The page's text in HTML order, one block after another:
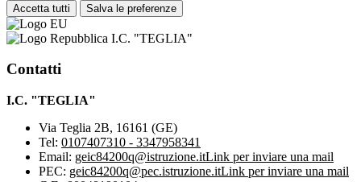
Accetta tutti Salva le preferenze
I.C. "TEGLIA"
Contatti
I.C. "TEGLIA"
Via Teglia 2B, 16161 (GE)
Tel: 0107407310 - 3347958341
Email: geic84200q@istruzione.itLink per inviare una mail
PEC: geic84200q@pec.istruzione.itLink per inviare una mail